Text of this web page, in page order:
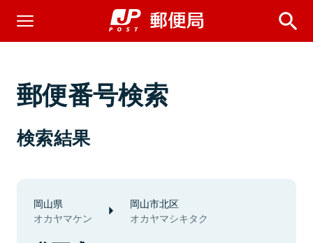
郵便番号検索
検索結果
岡山県
オカヤマケン
岡山市北区
オカヤマシキタク